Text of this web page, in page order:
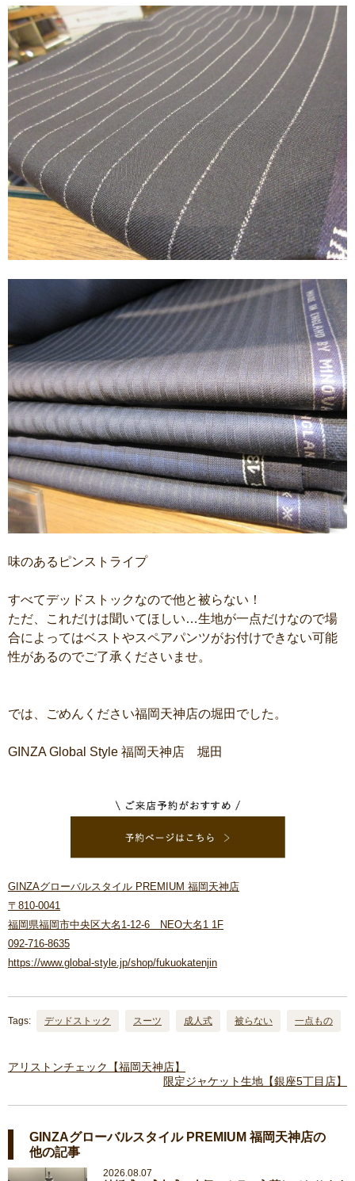
味のあるピンストライプ
すべてデッドストックなので他と被らない！
ただ、これだけは聞いてほしい…生地が一点だけなので場
合によってはベストやスペアパンツがお付けできない可能
性があるのでご了承くださいませ。
では、ごめんください福岡天神店の堀田でした。
GINZA Global Style 福岡天神店 堀田
GINZAグローバルスタイル PREMIUM 福岡天神店
〒810-0041
福岡県福岡市中央区大名1-12-6 NEO大名1 1F
092-716-8635
https://www.global-style.jp/shop/fukuokatenjin
Tags: デッドストック スーツ 成人式 被らない 一点もの
アリストンチェック【福岡天神店】
限定ジャケット生地【銀座5丁目店】
GINZAグローバルスタイル PREMIUM 福岡天神店の
他の記事
2026.08.07